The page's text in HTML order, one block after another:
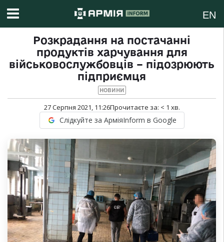
EN
Розкрадання на постачанні
продуктів харчування для
військовослужбовців – підозрюють
підприємця
НОВИНИ
27 Серпня 2021, 11:26Прочитаєте за: < 1 хв.
Слідкуйте за АрміяInform в Google